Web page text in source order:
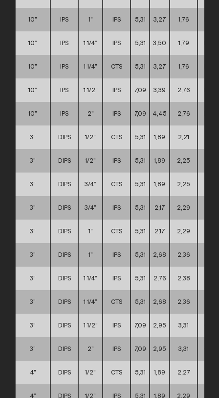
10” IPS 1” IPS 5,31 3,27 1,76
10” IPS 1 1/4” IPS 5,31 3,50 1,79
10” IPS 1 1/4” CTS 5,31 3,27 1,76
10” IPS 1 1/2” IPS 7,09 3,39 2,76
10” IPS 2” IPS 7,09 4,45 2,76
3” DIPS 1/2” CTS 5,31 1,89 2,21
3” DIPS 1/2” IPS 5,31 1,89 2,25
3” DIPS 3/4” CTS 5,31 1,89 2,25
3” DIPS 3/4” IPS 5,31 2,17 2,29
3” DIPS 1” CTS 5,31 2,17 2,29
3” DIPS 1” IPS 5,31 2,68 2,36
3” DIPS 1 1/4” IPS 5,31 2,76 2,38
3” DIPS 1 1/4” CTS 5,31 2,68 2,36
3” DIPS 1 1/2” IPS 7,09 2,95 3,31 C
3” DIPS 2” IPS 7,09 2,95 3,31
4” DIPS 1/2” CTS 5,31 1,89 2,27
4” DIPS 1/2” IPS 5,31 1,89 2,29